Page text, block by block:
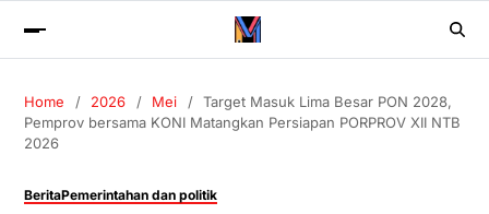
Home 2026 Mei
Target Masuk Lima Besar PON 2028,
Pemprov bersama KONI Matangkan Persiapan PORPROV XII NTB
2026
BeritaPemerintahan dan politik